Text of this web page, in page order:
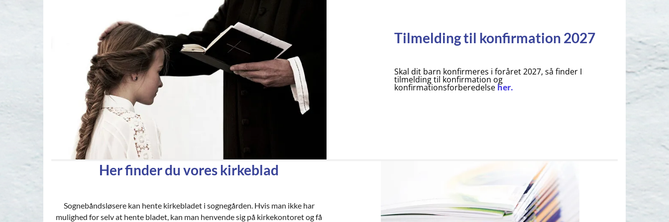
Tilmelding til konfirmation 2027
Skal dit barn konfirmeres i foråret 2027, så finder I
tilmelding til konfirmation og
konfirmationsforberedelse her.
Her finder du vores kirkeblad
Sognebåndsløsere kan hente kirkebladet i sognegården. Hvis man ikke har
mulighed for selv at hente bladet, kan man henvende sig på kirkekontoret og få